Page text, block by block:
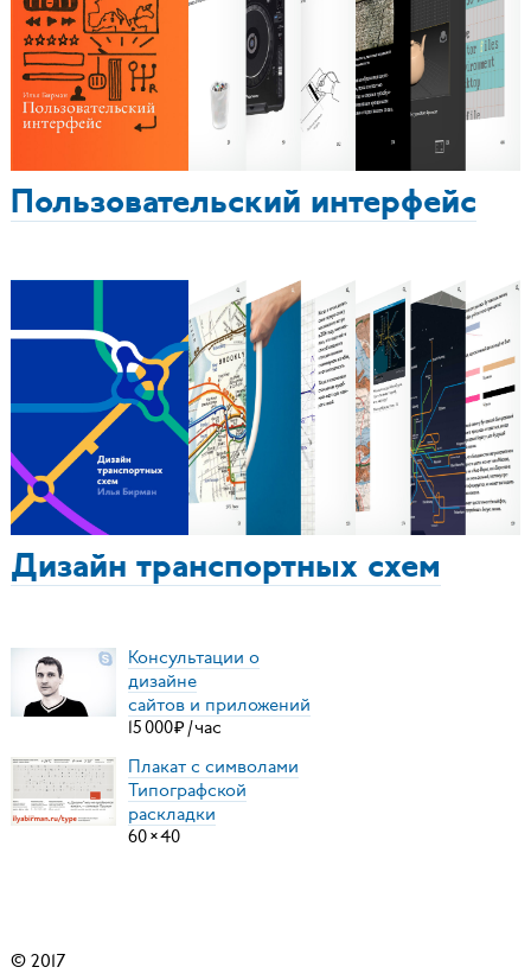
Пользовательский интерфейс
Дизайн транспортных схем
Консультации о
дизайне
сайтов и приложений
15000₽ /час
Плакат с символами
Типографской
раскладки
60×40
© 2017